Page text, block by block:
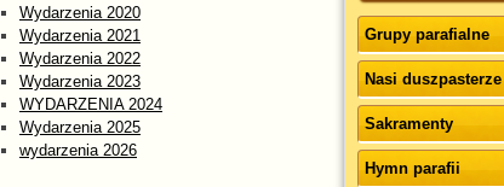
Wydarzenia 2020
Wydarzenia 2021
Wydarzenia 2022
Wydarzenia 2023
WYDARZENIA 2024
Wydarzenia 2025
wydarzenia 2026
Grupy parafialne
Nasi duszpasterze
Sakramenty
Hymn parafii